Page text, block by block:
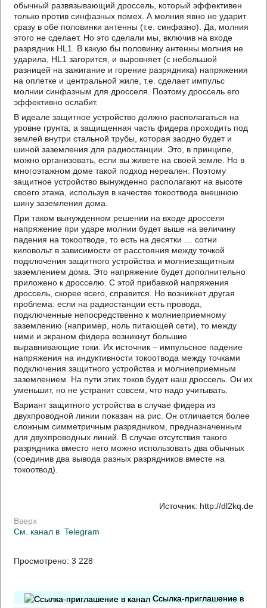
обычный развязывающий дроссель, который эффективен
только против синфазных помех. А молния явно не ударит
сразу в обе половинки антенны (т.е. синфазно). Да, молния
этого не сделает. Но это сделали мы, включив на входе
разрядник HL1. В какую бы половинку антенны молния не
ударила, HL1 загорится, и выровняет (с небольшой
разницей на зажигание и горение разрядника) напряжения
на оплетке и центральной жиле, т.е. сделает импульс
молнии синфазным для дросселя. Поэтому дроссель его
эффективно ослабит.
В идеале защитное устройство должно располагаться на
уровне грунта, а защищенная часть фидера проходить под
землей внутри стальной трубы, которая заодно будет и
шиной заземления для радиостанции. Это, в принципе,
можно организовать, если вы живете на своей земле. Но в
многоэтажном доме такой подход нереален. Поэтому
защитное устройство вынужденно располагают на высоте
своего этажа, используя в качестве токоотвода внешнюю
шину заземления дома.
При таком вынужденном решении на входе дросселя
напряжение при ударе молнии будет выше на величину
падения на токоотводе, то есть на десятки … сотни
киловольт в зависимости от расстояния между точкой
подключения защитного устройства и молниезащитным
заземлением дома. Это напряжение будет дополнительно
приложено к дросселю. С этой прибавкой напряжения
дроссель, скорее всего, справится. Но возникнет другая
проблема: если на радиостанции есть провода,
подключенные непосредственно к молниеприемному
заземлению (например, ноль питающей сети), то между
ними и экраном фидера возникнут большие
выравнивающие токи. Их источник – импульсное падение
напряжения на индуктивности токоотвода между точками
подключения защитного устройства и молниеприемным
заземлением. На пути этих токов будет наш дроссель. Он их
уменьшит, но не устранит совсем, что надо учитывать.
Вариант защитного устройства в случае фидера из
двухпроводной линии показан на рис. Он отличается более
сложным симметричным разрядником, предназначенным
для двухпроводных линий. В случае отсутствия такого
разрядника вместо него можно использовать два обычных
(соединив два вывода разных разрядников вместе на
токоотвод).
Источник: http://dl2kq.de
Вверх
См. канал в Telegram
Просмотрено:3 228
Ссылка-приглашение в